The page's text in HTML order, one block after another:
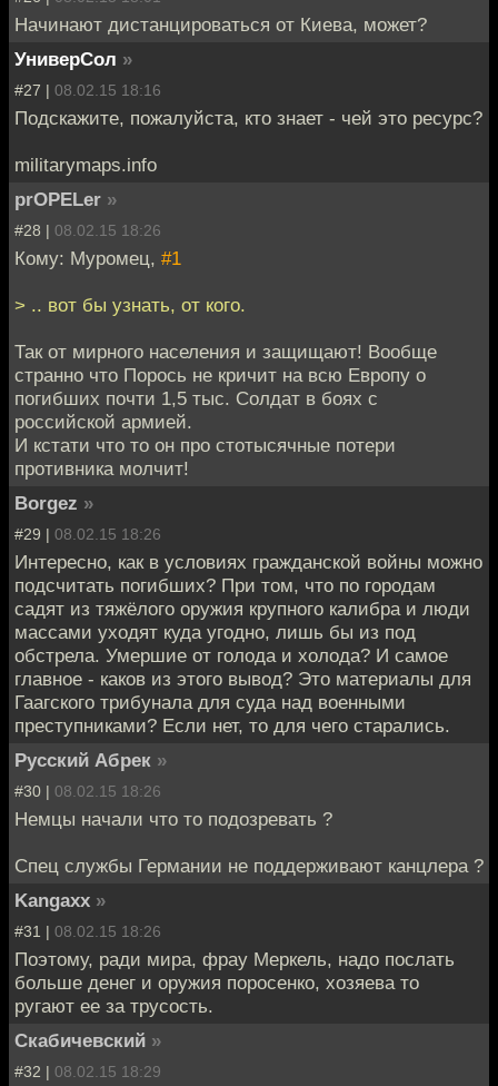
Начинают дистанцироваться от Киева, может?
УниверСол »
#27 | 08.02.15 18:16
Подскажите, пожалуйста, кто знает - чей это ресурс?
militarymaps.info
prOPELer »
#28 | 08.02.15 18:26
Кому: Муромец, #1
> .. вот бы узнать, от кого.
Так от мирного населения и защищают! Вообще
странно что Порось не кричит на всю Европу о
погибших почти 1,5 тыс. Солдат в боях с
российской армией.
И кстати что то он про стотысячные потери
противника молчит!
Borgez »
#29 | 08.02.15 18:26
Интересно, как в условиях гражданской войны можно
подсчитать погибших? При том, что по городам
садят из тяжёлого оружия крупного калибра и люди
массами уходят куда угодно, лишь бы из под
обстрела. Умершие от голода и холода? И самое
главное - каков из этого вывод? Это материалы для
Гаагского трибунала для суда над военными
преступниками? Если нет, то для чего старались.
Русский Абрек »
#30 | 08.02.15 18:26
Немцы начали что то подозревать ?
Спец службы Германии не поддерживают канцлера ?
Kangaxx »
#31 | 08.02.15 18:26
Поэтому, ради мира, фрау Меркель, надо послать
больше денег и оружия поросенко, хозяева то
ругают ее за трусость.
Скабичевский »
#32 | 08.02.15 18:29